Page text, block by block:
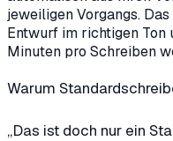
jeweiligen Vorgangs.
Entwurf im richtigen Ton
Minuten pro Schreiben
Warum
„Das ist doch nur ein